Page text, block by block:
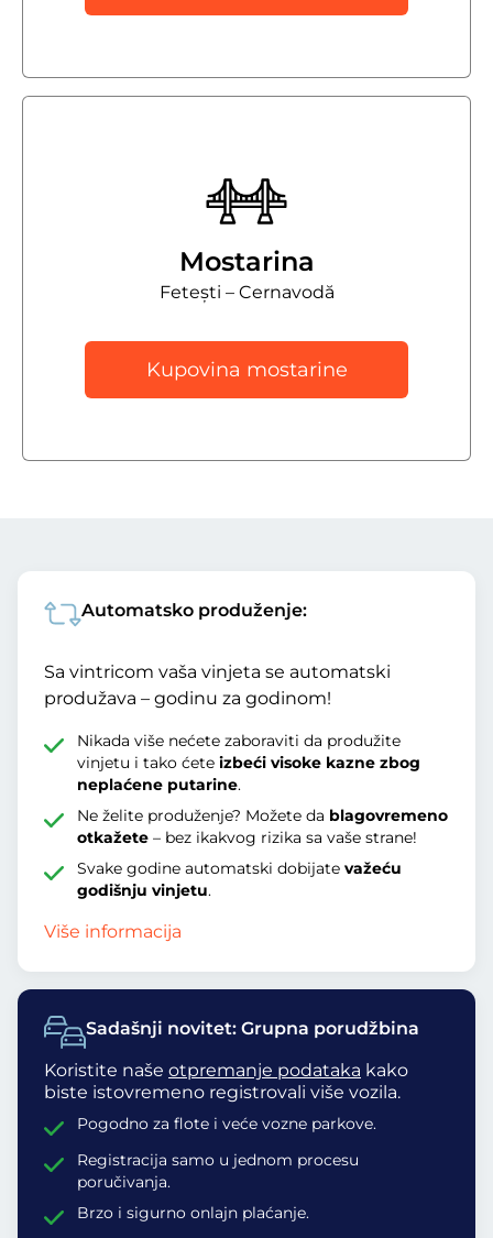
Mostarina
Fetești – Cernavodă
Kupovina mostarine
Sadašnji novitet: Grupna porudžbina
Koristite naše otpremanje podataka kako
biste istovremeno registrovali više vozila.
Pogodno za flote i veće vozne parkove.
Registracija samo u jednom procesu
poručivanja.
Brzo i sigurno onlajn plaćanje.
Automatsko produženje:
Sa vintricom vaša vinjeta se automatski
produžava – godinu za godinom!
Nikada više nećete zaboraviti da produžite
vinjetu i tako ćeteizbeći visoke kazne zbog
neplaćene putarine.
Ne želite produženje? Možete da blagovremeno
otkažete – bez ikakvog rizika sa vaše strane!
Svake godine automatski dobijatevažeću
godišnju vinjetu.
Više informacija